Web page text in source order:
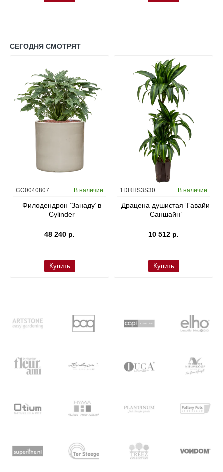
СЕГОДНЯ СМОТРЯТ
CC0040807 В наличии
Филодендрон ‘Занаду’ в
Cylinder
48 240 р.
Купить
Гидропоника
1DRHS3S30 В наличии
Драцена душистая ‘Гавайи
Саншайн’
10 512 р.
Купить